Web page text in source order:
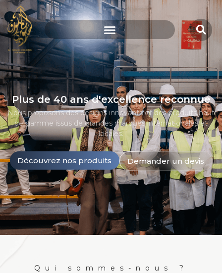
Plus de 40 ans d'excellence reconnue
Nous proposons des designs innovants et des produits haut
de gamme issus de grandes marques internationales et
locales.
Découvrez nos produits Demander un devis
Qui sommes-nous ?